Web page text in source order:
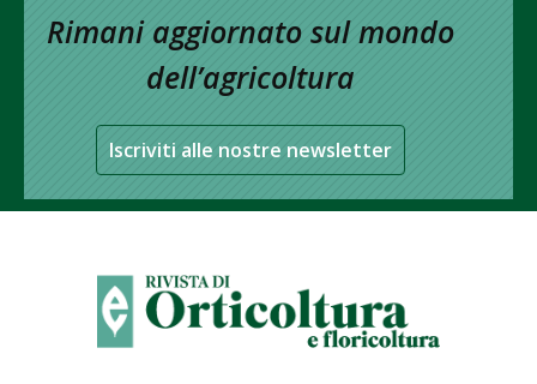
Rimani aggiornato sul mondo
dell’agricoltura
Iscriviti alle nostre newsletter